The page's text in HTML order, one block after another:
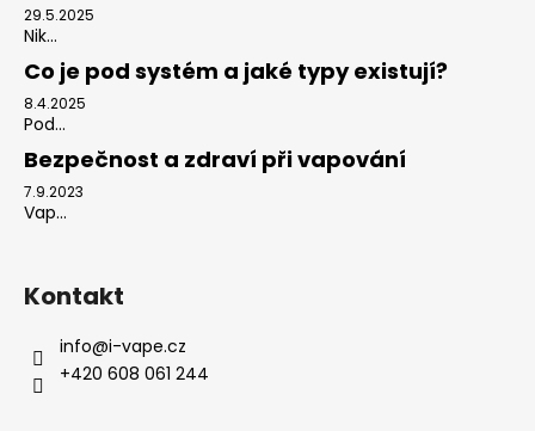
29.5.2025
Nik...
Co je pod systém a jaké typy existují?
8.4.2025
Pod...
Bezpečnost a zdraví při vapování
7.9.2023
Vap...
Kontakt
info@i-vape.cz
+420 608 061 244